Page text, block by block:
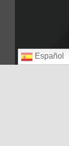
Español